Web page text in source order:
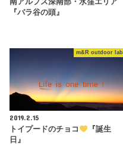
南アルプス深南部・水窪エリア
『バラ谷の頭』
m&R outdoor lab
2019.2.15
トイプードのチョコ
『誕生
日』